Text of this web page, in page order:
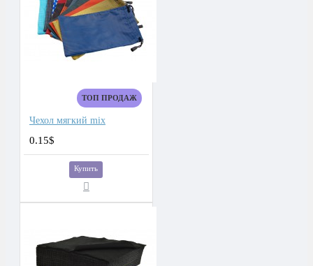
ТОП ПРОДАЖ
Чехол мягкий mix
0.15$
Купить